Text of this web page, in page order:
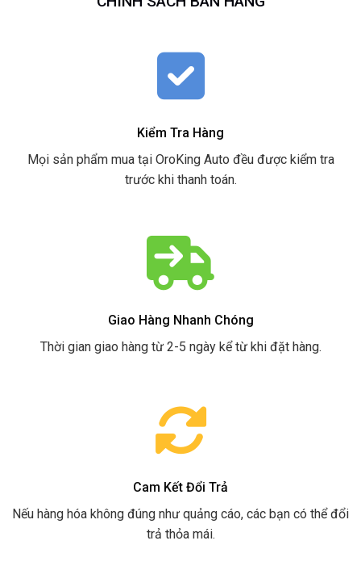
Kiểm Tra Hàng
Mọi sản phẩm mua tại OroKing Auto đều được kiểm tra
trước khi thanh toán.
Giao Hàng Nhanh Chóng
Thời gian giao hàng từ 2-5 ngày kể từ khi đặt hàng.
Cam Kết Đổi Trả
Nếu hàng hóa không đúng như quảng cáo, các bạn có thể đổi
trả thỏa mái.